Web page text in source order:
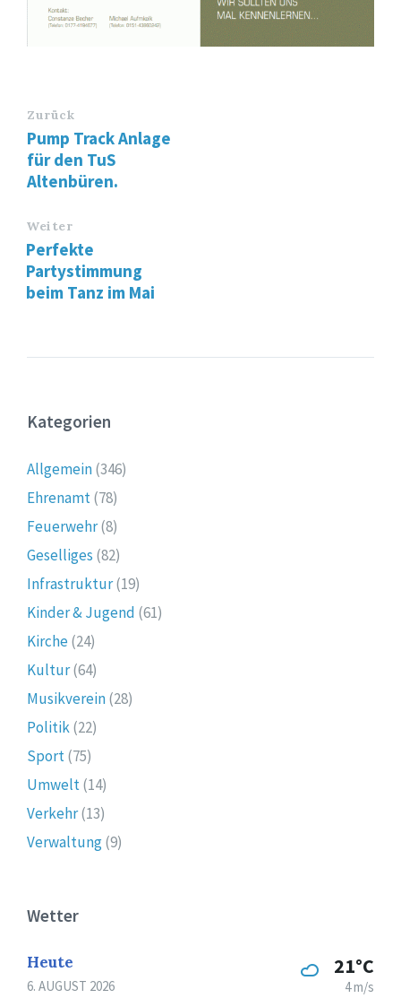
Zurück
Pump Track Anlage
für den TuS
Altenbüren.
Weiter
Perfekte
Partystimmung
beim Tanz im Mai
Kategorien
Allgemein(346)
Ehrenamt(78)
Feuerwehr(8)
Geselliges (82)
Infrastruktur(19)
Kinder & Jugend (61)
Kirche(24)
Kultur(64)
Musikverein(28)
Politik(22)
Sport(75)
Umwelt(14)
Verkehr(13)
Verwaltung(9)
Wetter
Heute
6. AUGUST 2026
21°C
4 m/s